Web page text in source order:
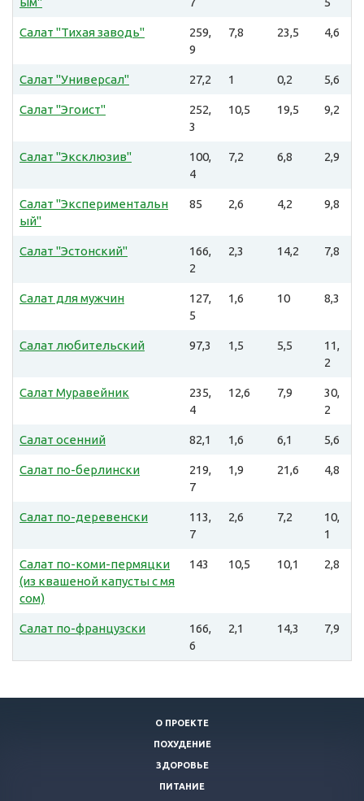
Салат "Тихая заводь"
259,
9
7,8 23,5 4,6
Салат "Универсал" 27,2 1 0,2 5,6
Салат "Эгоист"
252,
3
10,5 19,5 9,2
Салат "Эксклюзив"
100,
4
7,2 6,8 2,9
Салат "Экспериментальн
ый"
85 2,6 4,2 9,8
Салат "Эстонский"
166,
2
2,3 14,2 7,8
Салат для мужчин
127,
5
1,6 10 8,3
Салат любительский 97,3 1,5 5,5
11,
2
Салат Муравейник
235,
4
12,6 7,9
30,
2
Салат осенний 82,1 1,6 6,1 5,6
Салат по-берлински
219,
7
1,9 21,6 4,8
Салат по-деревенски
113,
7
2,6 7,2
10,
1
Салат по-коми-пермяцки
(из квашеной капусты с мя
сом)
143 10,5 10,1 2,8
Салат по-французски
166,
6
2,1 14,3 7,9
О ПРОЕКТЕ
ПОХУДЕНИЕ
ЗДОРОВЬЕ
ПИТАНИЕ